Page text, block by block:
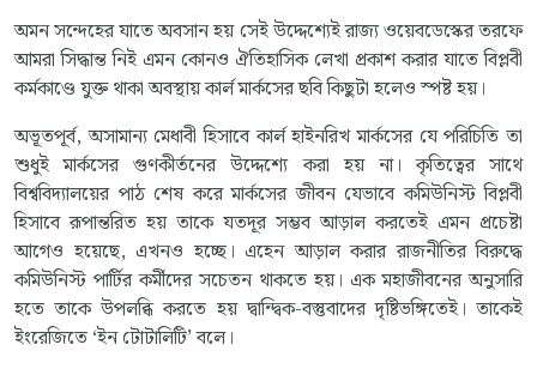
অমন সন্দেহের যাতে অবসান হয় সেই উদ্দেশ্যেই রাজ্য ওয়েবডেস্কের তরফে
আমরা সিদ্ধান্ত নিই এমন কোনও ঐতিহাসিক লেখা প্রকাশ করার যাতে বিপ্লবী
কর্মকাণ্ডে যুক্ত থাকা অবস্থায় কার্ল মার্কসের ছবি কিছুটা হলেও স্পষ্ট হয়।
অভূতপূর্ব, অসামান্য মেধাবী হিসাবে কার্ল হাইনরিখ মার্কসের যে পরিচিতি তা
শুধুই মার্কসের গুণকীর্তনের উদ্দেশ্যে করা হয় না। কৃতিত্বের সাথে
বিশ্ববিদ্যালয়ের পাঠ শেষ করে মার্কসের জীবন যেভাবে কমিউনিস্ট বিপ্লবী
হিসাবে রূপান্তরিত হয় তাকে যতদূর সম্ভব আড়াল করতেই এমন প্রচেষ্টা
আগেও হয়েছে, এখনও হচ্ছে। এহেন আড়াল করার রাজনীতির বিরুদ্ধে
কমিউনিস্ট পার্টির কর্মীদের সচেতন থাকতে হয়। এক মহাজীবনের অনুসারি
হতে তাকে উপলব্ধি করতে হয় দ্বান্দ্বিক-বস্তুবাদের দৃষ্টিভঙ্গিতেই। তাকেই
ইংরেজিতে ‘ইন টোটালিটি’ বলে।